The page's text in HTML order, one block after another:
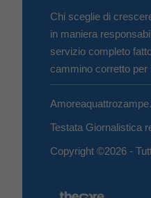
Chi sceglie di
in maniera
servizio completo
cammino corretto per
Testata Giornalistica
Copyright ©2026 -